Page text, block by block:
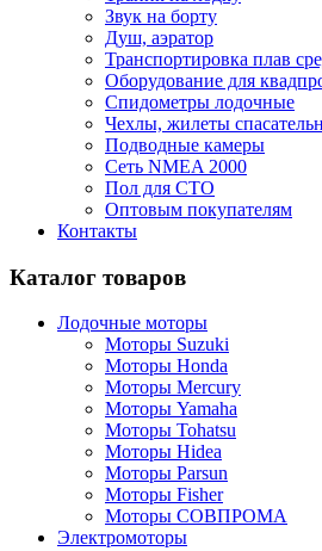
Звук на борту
Душ, аэратор
Транспортировка плав
Оборудование для
Спидометры лодочные
Чехлы, жилеты
Подводные камеры
Сеть NMEA 2000
Пол для СТО
Оптовым покупателям
Контакты
Каталог товаров
Лодочные моторы
Моторы Suzuki
Моторы Honda
Моторы Mercury
Моторы Yamaha
Моторы Tohatsu
Моторы Hidea
Моторы Parsun
Моторы Fisher
Моторы СОВПРОМА
Электромоторы